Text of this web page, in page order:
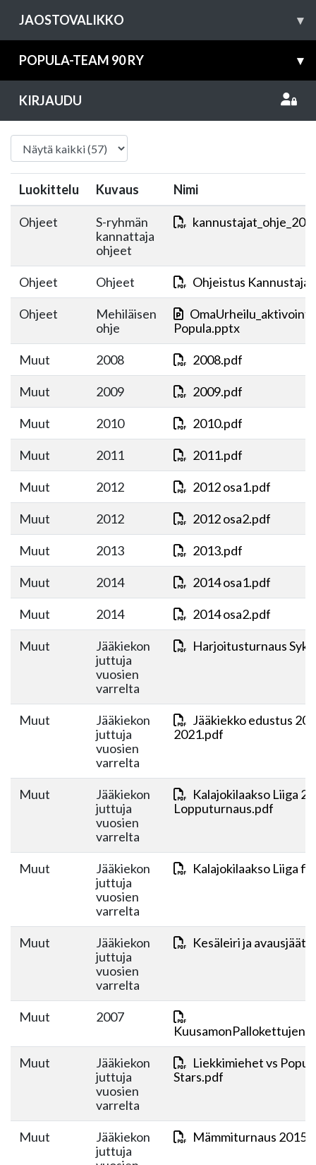
JAOSTOVALIKKO ▾
POPULA-TEAM 90 RY ▾
KIRJAUDU
Luokittelu Kuvaus Nimi
Ohjeet
S-ryhmän
kannattaja
ohjeet
Ohjeet Ohjeet Ohjeistus
Ohjeet
Mehiläisen
ohje
OmaUrheilu_aktivointi
Popula.pptx
Muut 2008 2008.pdf
Muut 2009 2009.pdf
Muut 2010 2010.pdf
Muut 2011 2011.pdf
Muut 2012 2012 osa1.pdf
Muut 2012 2012 osa2.pdf
Muut 2013 2013.pdf
Muut 2014 2014 osa1.pdf
Muut 2014 2014 osa2.pdf
Muut
Jääkiekon
juttuja
vuosien
varrelta
Harjoitusturnaus
Muut
Jääkiekon
juttuja
vuosien
varrelta
Jääkiekko edustus
2021.pdf
Muut
Jääkiekon
juttuja
vuosien
varrelta
Kalajokilaakso Liiga
Lopputurnaus.pdf
Muut
Jääkiekon
juttuja
vuosien
varrelta
Kalajokilaakso Liiga
Muut
Jääkiekon
juttuja
vuosien
varrelta
Kesäleiri ja avausjäät
Muut
2007
Muut
Jääkiekon
juttuja
vuosien
varrelta
Liekkimiehet vs
Stars.pdf
Muut
Jääkiekon
juttuja
Mämmiturnaus